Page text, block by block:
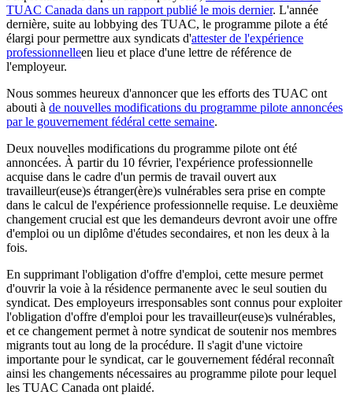
TUAC Canada dans un rapport publié le mois dernier. L'année
dernière, suite au lobbying des TUAC, le programme pilote a été
élargi pour permettre aux syndicats d'attester de l'expérience
professionnelleen lieu et place d'une lettre de référence de
l'employeur.
Nous sommes heureux d'annoncer que les efforts des TUAC ont
abouti à de nouvelles modifications du programme pilote annoncées
par le gouvernement fédéral cette semaine.
Deux nouvelles modifications du programme pilote ont été
annoncées. À partir du 10 février, l'expérience professionnelle
acquise dans le cadre d'un permis de travail ouvert aux
travailleur(euse)s étranger(ère)s vulnérables sera prise en compte
dans le calcul de l'expérience professionnelle requise. Le deuxième
changement crucial est que les demandeurs devront avoir une offre
d'emploi ou un diplôme d'études secondaires, et non les deux à la
fois.
En supprimant l'obligation d'offre d'emploi, cette mesure permet
d'ouvrir la voie à la résidence permanente avec le seul soutien du
syndicat. Des employeurs irresponsables sont connus pour exploiter
l'obligation d'offre d'emploi pour les travailleur(euse)s vulnérables,
et ce changement permet à notre syndicat de soutenir nos membres
migrants tout au long de la procédure. Il s'agit d'une victoire
importante pour le syndicat, car le gouvernement fédéral reconnaît
ainsi les changements nécessaires au programme pilote pour lequel
les TUAC Canada ont plaidé.